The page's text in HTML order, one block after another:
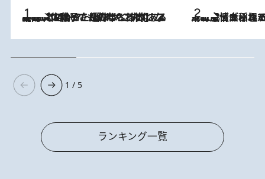
2026.8.5
【阿川佐和子さんの年とる力】なぜ70代で始めた趣味は“こんなに楽しい”のか？ ピアノ、俳句…スランプに陥っても続けられる“ある秘訣”とは 2026.8.5
下町風情あふれる台北屈指の人気エリア・大稲埕でセンスのいい台湾土産《ヴ
1 / 5
ランキング一覧